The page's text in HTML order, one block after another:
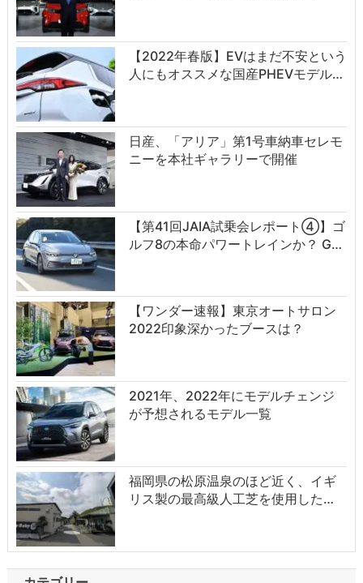
【2022年春版】EVはまだ不安という
人にもオススメな国産PHEVモデル…
日産、「アリア」第1号車納車セレモ
ニーを本社ギャラリーで開催
【第41回JAIA試乗会レポート④】ゴ
ルフ8の本命パワートレインか？ G…
【ワンダー速報】東京オートサロン
2022印象深かったブースは？
2021年、2022年にモデルチェンジ
が予想されるモデル一覧
福岡県の松原温泉のほど近く、イギ
リス製の最高級人工芝を使用した…